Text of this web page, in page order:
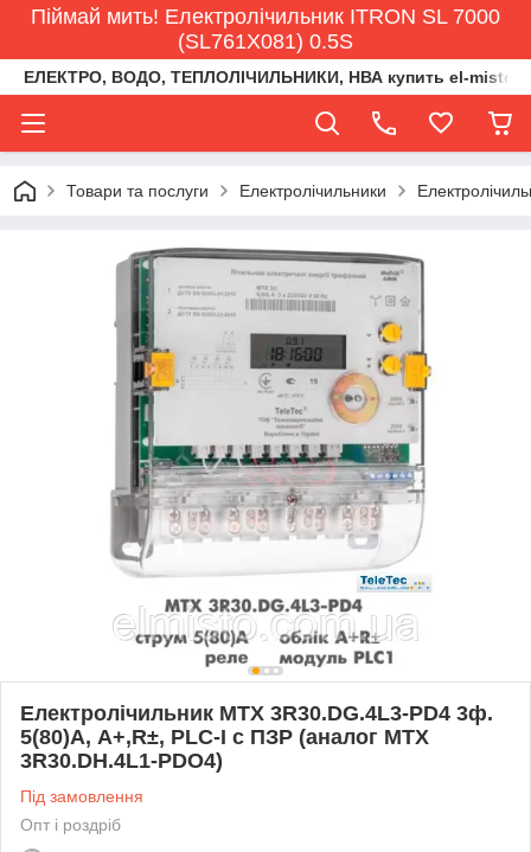
Піймай мить! Електролічильник ITRON SL 7000
(SL761X081) 0.5S
ЕЛЕКТРО, ВОДО, ТЕПЛОЛІЧИЛЬНИКИ, НВА купить el-
Товари та послуги Електролічильники
Електролічильник MTX 3R30.DG.4L3-PD4 3ф.
5(80)А, A+,R±, PLC-І с ПЗР (аналог MTX
3R30.DH.4L1-PDO4)
Під замовлення
Опт і роздріб